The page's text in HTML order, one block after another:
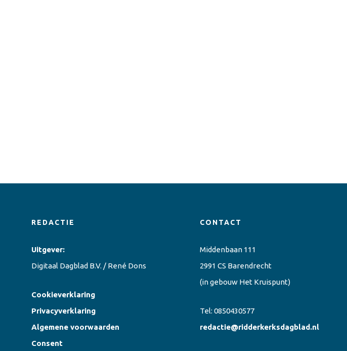
REDACTIE
Uitgever:
Digitaal Dagblad B.V. / René Dons
Cookieverklaring
Privacyverklaring
Algemene voorwaarden
Consent
CONTACT
Middenbaan 111
2991 CS Barendrecht
(in gebouw Het Kruispunt)
Tel: 0850430577
redactie@ridderkerksdagblad.nl